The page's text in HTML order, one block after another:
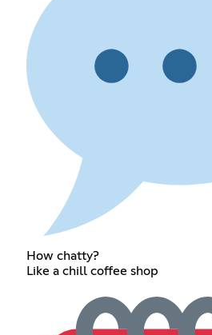
How chatty?
Like a chill coffee shop